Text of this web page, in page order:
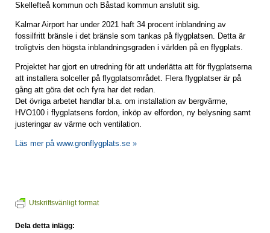
Skellefteå kommun och Båstad kommun anslutit sig.
Kalmar Airport har under 2021 haft 34 procent inblandning av
fossilfritt bränsle i det bränsle som tankas på flygplatsen. Detta är
troligtvis den högsta inblandningsgraden i världen på en flygplats.
Projektet har gjort en utredning för att underlätta att för flygplatserna
att installera solceller på flygplatsområdet. Flera flygplatser är på
gång att göra det och fyra har det redan.
Det övriga arbetet handlar bl.a. om installation av bergvärme,
HVO100 i flygplatsens fordon, inköp av elfordon, ny belysning samt
justeringar av värme och ventilation.
Läs mer på www.gronflygplats.se »
Utskriftsvänligt format
Dela detta inlägg: